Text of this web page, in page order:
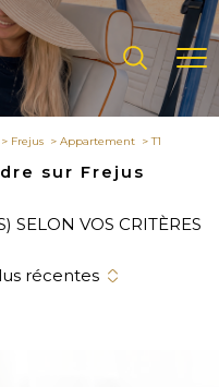
Frejus Appartement T1
sur Frejus
SELON VOS CRITÈRES
récentes